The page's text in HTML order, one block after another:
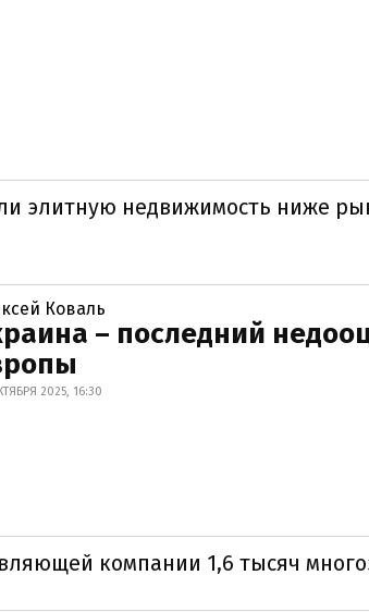
элитную недвижимость ниже
Коваль
– последний
2025, 16:30
компании 1,6 тысяч